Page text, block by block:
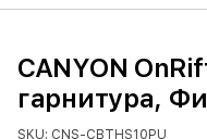
CANYON
гарнитура,
SKU: CNS-CBTHS10PU